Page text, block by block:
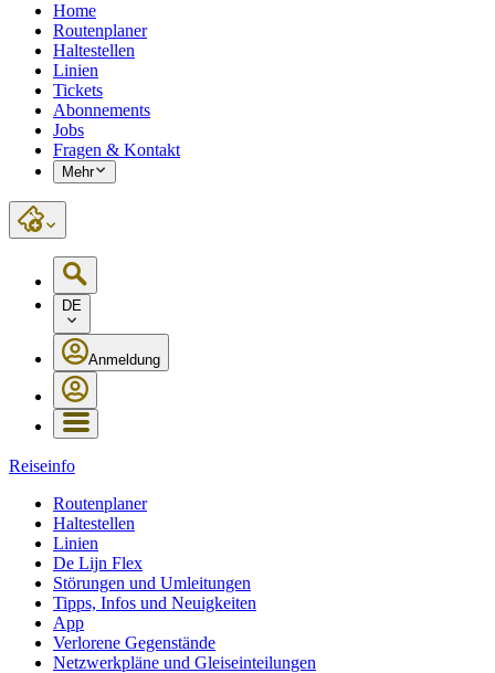
Home
Routenplaner
Haltestellen
Linien
Tickets
Abonnements
Jobs
Fragen & Kontakt
Mehr
DE
Anmeldung
Reiseinfo
Routenplaner
Haltestellen
Linien
De Lijn Flex
Störungen und Umleitungen
Tipps, Infos und Neuigkeiten
App
Verlorene Gegenstände
Netzwerkpläne und Gleiseinteilungen